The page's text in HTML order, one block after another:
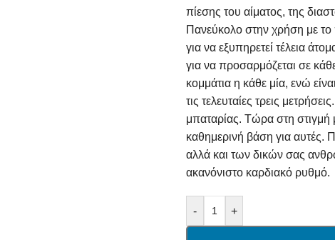
πίεσης του αίματος, της
Πανεύκολο στην χρήση με το
για να εξυπηρετεί τέλεια
για να προσαρμόζεται σε
κομμάτια η κάθε μία, ενώ
τις τελευταίες τρεις
μπαταρίας. Τώρα στη στιγμή
καθημερινή βάση για αυτές.
αλλά και των δικών σας
ακανόνιστο καρδιακό ρυθμό.
- +